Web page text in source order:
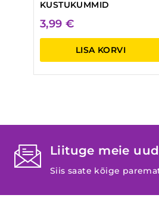
KUSTUKUMMID
3,99 €
LISA KORVI
Liituge meie
Siis saate kõige